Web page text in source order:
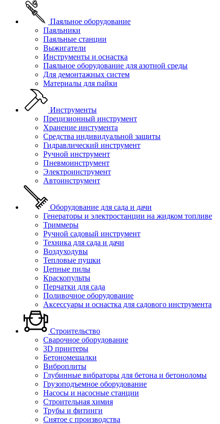
Паяльное оборудование
Паяльники
Паяльные станции
Выжигатели
Инструменты и оснастка
Паяльное оборудование для азотной среды
Для демонтажных систем
Материалы для пайки
Инструменты
Прецизионный инструмент
Хранение инстумента
Средства индивидуальной защиты
Гидравлический инструмент
Ручной инструмент
Пневмоинструмент
Электроинструмент
Автоинструмент
Оборудование для сада и дачи
Генераторы и электростанции на жидком топливе
Триммеры
Ручной садовый инструмент
Техника для сада и дачи
Воздуходувы
Тепловые пушки
Цепные пилы
Краскопульты
Перчатки для сада
Поливочное оборудование
Аксессуары и оснастка для садового инструмента
Строительство
Сварочное оборудование
3D принтеры
Бетономешалки
Виброплиты
Глубинные вибраторы для бетона и бетоноломы
Грузоподъемное оборудование
Насосы и насосные станции
Строительная химия
Трубы и фитинги
Снятое с производства